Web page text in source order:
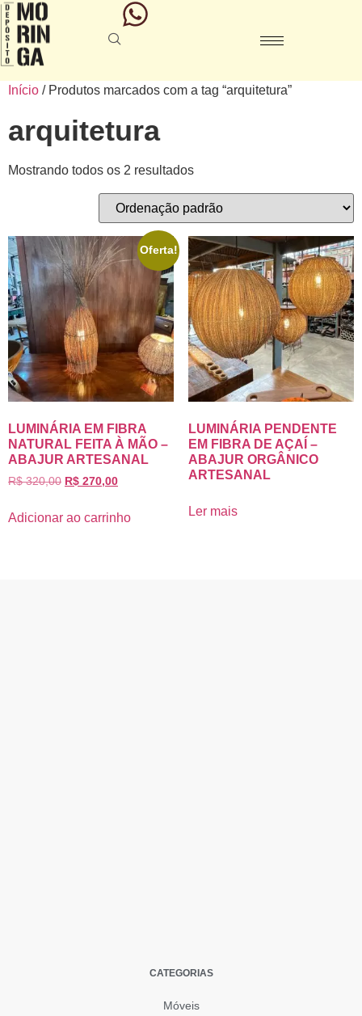
Início / Produtos marcados com a tag “arquitetura”
arquitetura
Mostrando todos os 2 resultados
Oferta!
LUMINÁRIA EM FIBRA
NATURAL FEITA À MÃO –
ABAJUR ARTESANAL
R$320,00 R$ 270,00
Adicionar ao carrinho
LUMINÁRIA PENDENTE
EM FIBRA DE AÇAÍ –
ABAJUR ORGÂNICO
ARTESANAL
Ler mais
CATEGORIAS
Móveis